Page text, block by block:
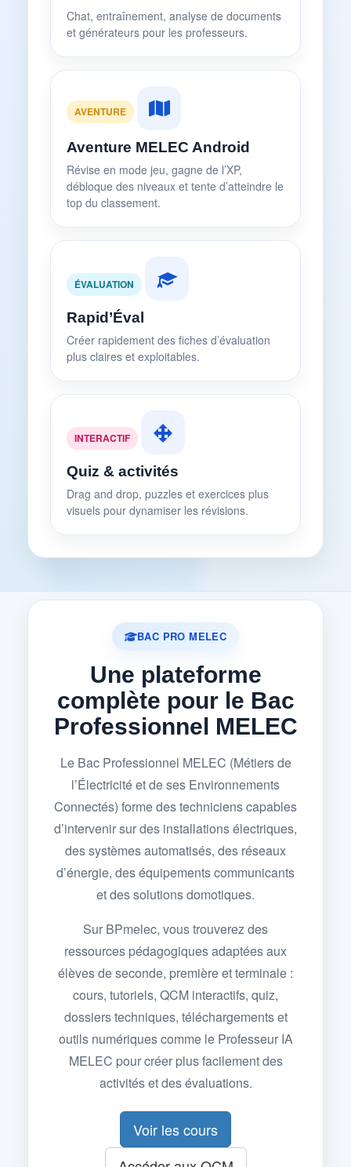
Chat, entraînement, analyse de documents
et générateurs pour les professeurs.
AVENTURE
Aventure MELEC Android
Révise en mode jeu, gagne de l’XP,
débloque des niveaux et tente d’atteindre le
top du classement.
ÉVALUATION
Rapid’Éval
Créer rapidement des fiches d’évaluation
plus claires et exploitables.
INTERACTIF
Quiz & activités
Drag and drop, puzzles et exercices plus
visuels pour dynamiser les révisions.
BAC PRO MELEC
Une plateforme
complète pour le Bac
Professionnel MELEC
Le Bac Professionnel MELEC (Métiers de
l’Électricité et de ses Environnements
Connectés) forme des techniciens capables
d’intervenir sur des installations électriques,
des systèmes automatisés, des réseaux
d’énergie, des équipements communicants
et des solutions domotiques.
Sur BPmelec, vous trouverez des
ressources pédagogiques adaptées aux
élèves de seconde, première et terminale :
cours, tutoriels, QCM interactifs, quiz,
dossiers techniques, téléchargements et
outils numériques comme le Professeur IA
MELEC pour créer plus facilement des
activités et des évaluations.
Voir les cours